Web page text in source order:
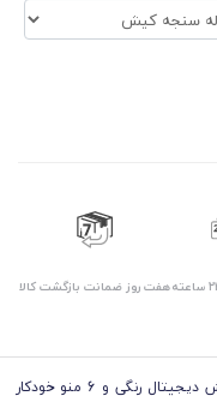
هفت روز ضمانت بازگشت کالا
اسپروسوساز میگل مدل GEM 192 با صفحه نمایش دیجیتال رنگی و 6 منو خودکار